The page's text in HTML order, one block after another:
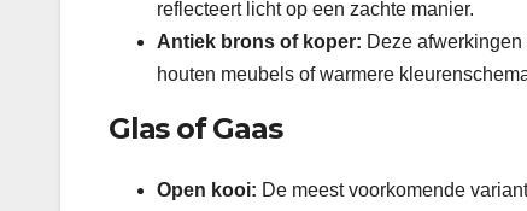
reflecteert licht op een zachte manier.
Antiek brons of koper: Deze
houten meubels of warmere
Glas of Gaas
Open kooi: De meest voorkomende